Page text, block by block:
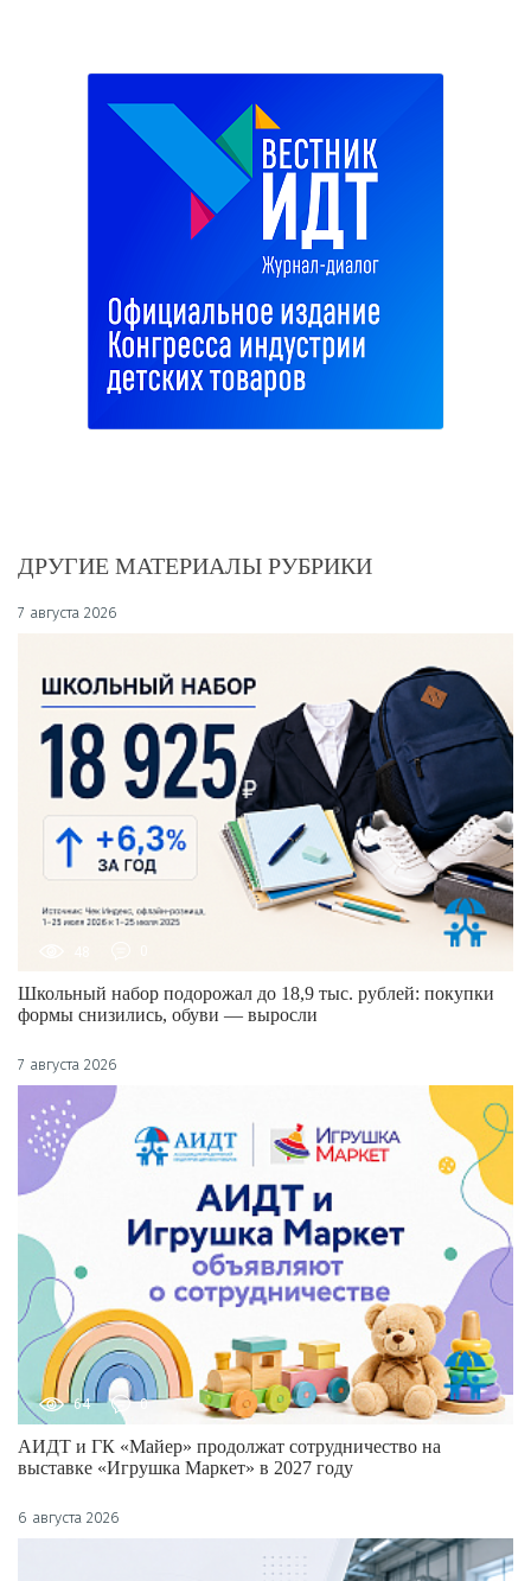
ДРУГИЕ МАТЕРИАЛЫ РУБРИКИ
7 августа 2026
Школьный набор подорожал до 18,9 тыс. рублей: покупки
формы снизились, обуви — выросли
7 августа 2026
64 0
АИДТ и ГК «Майер» продолжат сотрудничество на
выставке «Игрушка Маркет» в 2027 году
6 августа 2026